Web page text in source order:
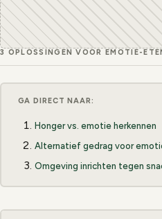
3 OPLOSSINGEN VOOR EMOTIE-
GA DIRECT NAAR:
Honger vs. emotie herkennen
Alternatief gedrag voor
Omgeving inrichten tegen